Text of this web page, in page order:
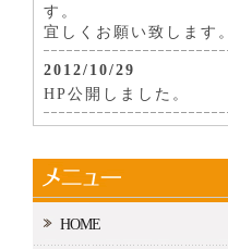
す。
宜しくお願い致します。
2012/10/29
HP公開しました。
HOME